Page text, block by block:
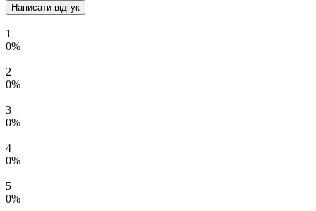
Написати відгук
1
0%
2
0%
3
0%
4
0%
5
0%